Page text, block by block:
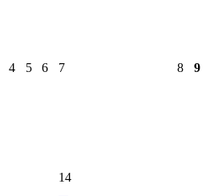
4 5 6 7 8 9
14